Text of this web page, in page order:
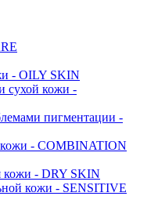
- OILY SKIN
сухой кожи -
пигментации -
- COMBINATION
кожи - DRY SKIN
кожи - SENSITIVE